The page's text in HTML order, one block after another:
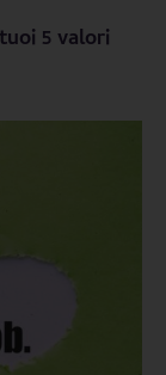
5 valori